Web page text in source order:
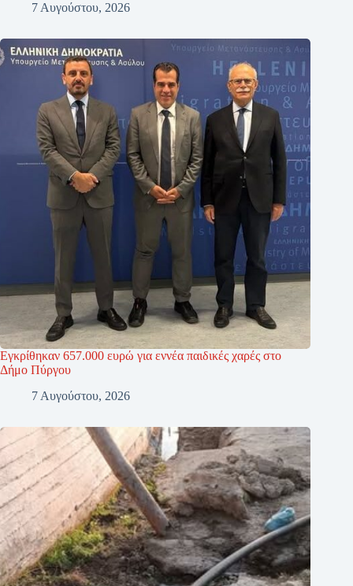
7 Αυγούστου, 2026
Εγκρίθηκαν 657.000 ευρώ για εννέα παιδικές χαρές στο
Δήμο Πύργου
7 Αυγούστου, 2026